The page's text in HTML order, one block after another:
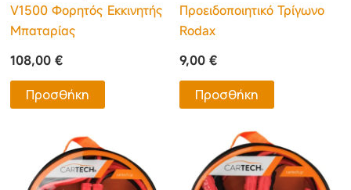
V1500 Φορητός Εκκινητής
Μπαταρίας
108,00€
Προσθήκη
Προειδοποιητικό Τρίγωνο
Rodax
9,00 €
Προσθήκη